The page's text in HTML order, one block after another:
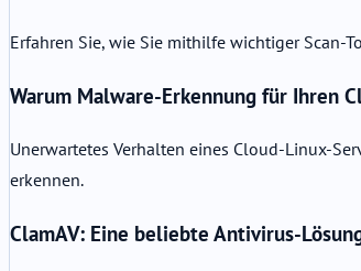
Erfahren Sie, wie Sie mithilfe wichtiger Scan-
Warum Malware-Erkennung für Ihren
Unerwartetes Verhalten eines Cloud-Linux-
erkennen.
ClamAV: Eine beliebte Antivirus-